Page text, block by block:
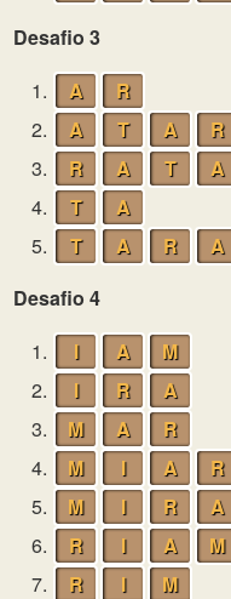
Desafio 3
1.
A
R
2.
A T A
R
3.
R A T
A
4.
T
A
5.
T A R
A
Desafio 4
1.
I A
M
2.
I R
A
3.
M A
R
4.
M I A
R
5.
M I R
A
6.
R I A
M
7.
R I
M